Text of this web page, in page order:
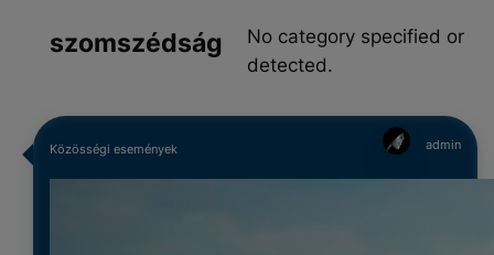
szomszédság
No category specified or
detected.
Közösségi események admin